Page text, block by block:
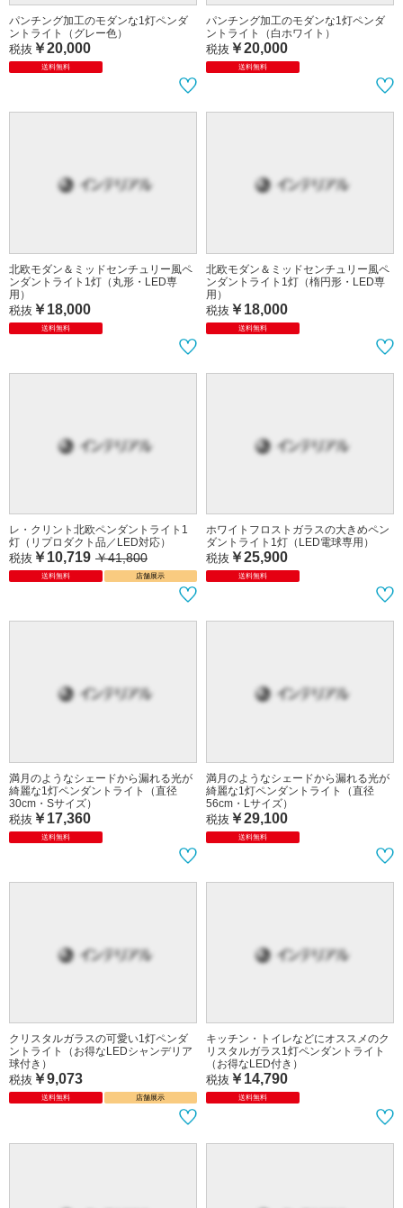
パンチング加工のモダンな1灯ペンダ
ントライト（グレー色）
税抜 ￥20,000
送料無料
パンチング加工のモダンな1灯ペンダ
ントライト（白ホワイト）
税抜 ￥20,000
送料無料
北欧モダン＆ミッドセンチュリー風ペ
ンダントライト1灯（丸形・LED専
用）
税抜 ￥18,000
送料無料
北欧モダン＆ミッドセンチュリー風ペ
ンダントライト1灯（楕円形・LED専
用）
税抜 ￥18,000
送料無料
レ・クリント北欧ペンダントライト1
灯（リプロダクト品／LED対応）
税抜 ￥10,719 ￥41,800
送料無料 店舗展示
ホワイトフロストガラスの大きめペン
ダントライト1灯（LED電球専用）
税抜 ￥25,900
送料無料
満月のようなシェードから漏れる光が
綺麗な1灯ペンダントライト（直径
30cm・Sサイズ）
税抜 ￥17,360
送料無料
満月のようなシェードから漏れる光が
綺麗な1灯ペンダントライト（直径
56cm・Lサイズ）
税抜 ￥29,100
送料無料
クリスタルガラスの可愛い1灯ペンダ
ントライト（お得なLEDシャンデリア
球付き）
税抜 ￥9,073
送料無料 店舗展示
キッチン・トイレなどにオススメのク
リスタルガラス1灯ペンダントライト
（お得なLED付き）
税抜 ￥14,790
送料無料